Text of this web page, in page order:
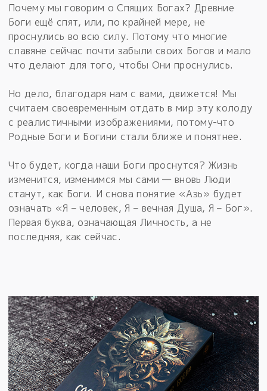
Почему мы говорим о Спящих Богах? Древние
Боги ещё спят, или, по крайней мере, не
проснулись во всю силу. Потому что многие
славяне сейчас почти забыли своих Богов и мало
что делают для того, чтобы Они проснулись.
Но дело, благодаря нам с вами, движется! Мы
считаем своевременным отдать в мир эту колоду
с реалистичными изображениями, потому-что
Родные Боги и Богини стали ближе и понятнее.
Что будет, когда наши Боги проснутся? Жизнь
изменится, изменимся мы сами — вновь Люди
станут, как Боги. И снова понятие «Азь» будет
означать «Я – человек, Я – вечная Душа, Я – Бог».
Первая буква, означающая Личность, а не
последняя, как сейчас.